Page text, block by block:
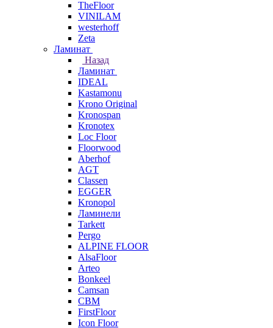
TheFloor
VINILAM
westerhoff
Zeta
Ламинат
Назад
Ламинат
IDEAL
Kastamonu
Krono Original
Kronospan
Kronotex
Loc Floor
Floorwood
Aberhof
AGT
Classen
EGGER
Kronopol
Ламинели
Tarkett
Pergo
ALPINE FLOOR
AlsaFloor
Arteo
Bonkeel
Camsan
CBM
FirstFloor
Icon Floor